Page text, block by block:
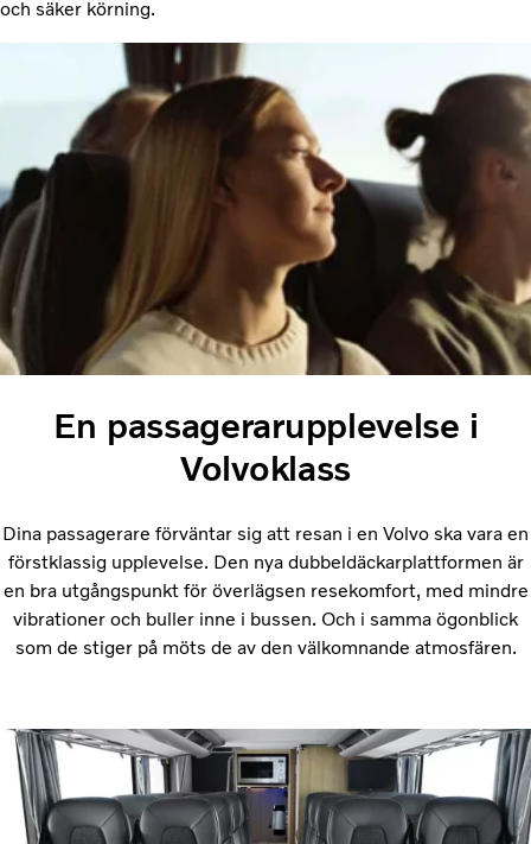
och säker körning.
En passagerarupplevelse i
Volvoklass
Dina passagerare förväntar sig att resan i en Volvo ska vara en
förstklassig upplevelse. Den nya dubbeldäckarplattformen är
en bra utgångspunkt för överlägsen resekomfort, med mindre
vibrationer och buller inne i bussen. Och i samma ögonblick
som de stiger på möts de av den välkomnande atmosfären.